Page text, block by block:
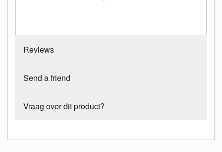
Reviews
Send a friend
Vraag over dit product?